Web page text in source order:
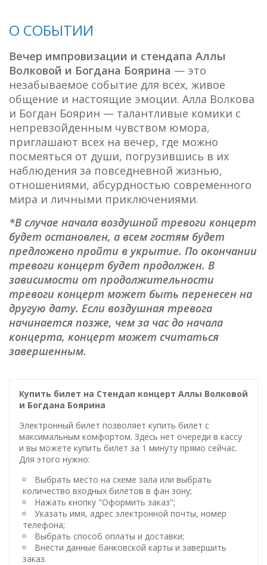
О СОБЫТИИ
Вечер импровизации и стендапа Аллы
Волковой и Богдана Боярина — это
незабываемое событие для всех, живое
общение и настоящие эмоции. Алла Волкова
и Богдан Боярин — талантливые комики с
непревзойденным чувством юмора,
приглашают всех на вечер, где можно
посмеяться от души, погрузившись в их
наблюдения за повседневной жизнью,
отношениями, абсурдностью современного
мира и личными приключениями.
*В случае начала воздушной тревоги концерт
будет остановлен, а всем гостям будет
предложено пройти в укрытие. По окончании
тревоги концерт будет продолжен. В
зависимости от продолжительности
тревоги концерт может быть перенесен на
другую дату. Если воздушная тревога
начинается позже, чем за час до начала
концерта, концерт может считаться
завершенным.
Купить билет на Стендап концерт Аллы Волковой
и Богдана Боярина
Электронный билет позволяет купить билет с
максимальным комфортом. Здесь нет очереди в кассу
и вы можете купить билет за 1 минуту прямо сейчас.
Для этого нужно:
Выбрать место на схеме зала или выбрать
количество входных билетов в фан зону;
Нажать кнопку "Оформить заказ";
Указать имя, адрес электронной почты, номер
телефона;
Выбрать способ оплаты и доставки;
Внести данные банковской карты и завершить
заказ.